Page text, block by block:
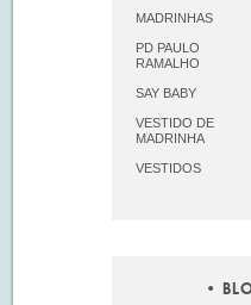
MADRINHAS
PD PAULO
RAMALHO
SAY BABY
VESTIDO DE
MADRINHA
VESTIDOS